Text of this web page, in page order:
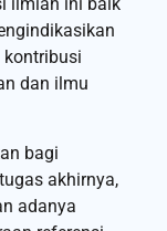
kontribusi
dan ilmu
bagi
akhirnya,
adanya